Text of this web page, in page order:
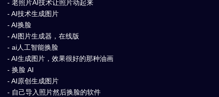
- 老照片AI技术让照片动起来
- AI技术生成图片
- AI换脸
- AI图片生成器，在线版
- ai人工智能换脸
- AI生成图片，效果很好的那种油画
- 换脸 AI
- AI原创生成图片
- 自己导入照片然后换脸的软件